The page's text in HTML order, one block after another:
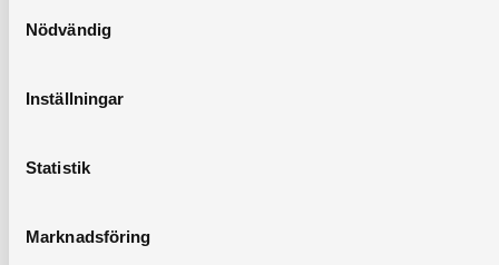
Nödvändig
Inställningar
Statistik
Marknadsföring